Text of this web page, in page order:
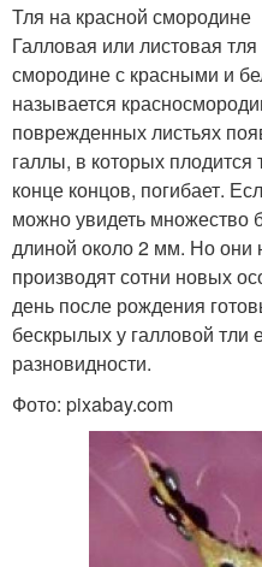
Тля на красной смородине
Галловая или листовая
смородине с красными и
называется
поврежденных листьях
галлы, в которых
конце концов, погибает.
можно увидеть множество
длиной около 2 мм. Но они
производят сотни новых
день после рождения
бескрылых у галловой тли
разновидности.
Фото: pixabay.com